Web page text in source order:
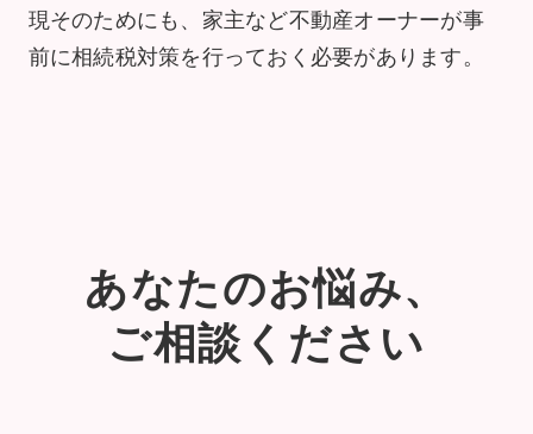
現そのためにも、家主など不動産オーナーが事
前に相続税対策を行っておく必要があります。
あなたのお悩み、
ご相談ください